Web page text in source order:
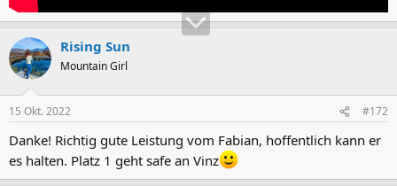
Rising Sun
Mountain Girl
15 Okt. 2022 #172
Danke! Richtig gute Leistung vom Fabian, hoffentlich kann er
es halten. Platz 1 geht safe an Vinz